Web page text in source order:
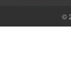
©